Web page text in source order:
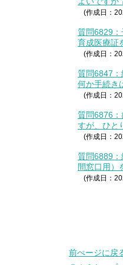
(作成日：
質問6829：
育成医療証
(作成日：
質問6847：
何か手続き
(作成日：
質問6876
すが、ひと
(作成日：
質問6889
間窓口用）
(作成日：
前ぺージに戻